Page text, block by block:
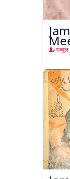
अब्दुल